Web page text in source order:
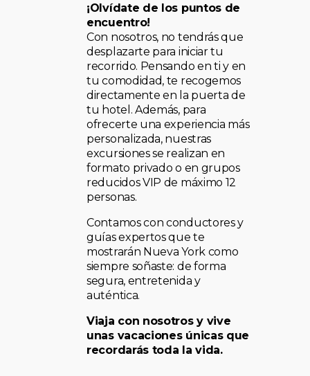
¡Olvídate de los puntos de
encuentro!
Con nosotros, no tendrás que
desplazarte para iniciar tu
recorrido. Pensando en ti y en
tu comodidad, te recogemos
directamente en la puerta de
tu hotel. Además, para
ofrecerte una experiencia más
personalizada, nuestras
excursiones se realizan en
formato privado o en grupos
reducidos VIP de máximo 12
personas.
Contamos con conductores y
guías expertos que te
mostrarán Nueva York como
siempre soñaste: de forma
segura, entretenida y
auténtica.
Viaja con nosotros y vive
unas vacaciones únicas que
recordarás toda la vida.